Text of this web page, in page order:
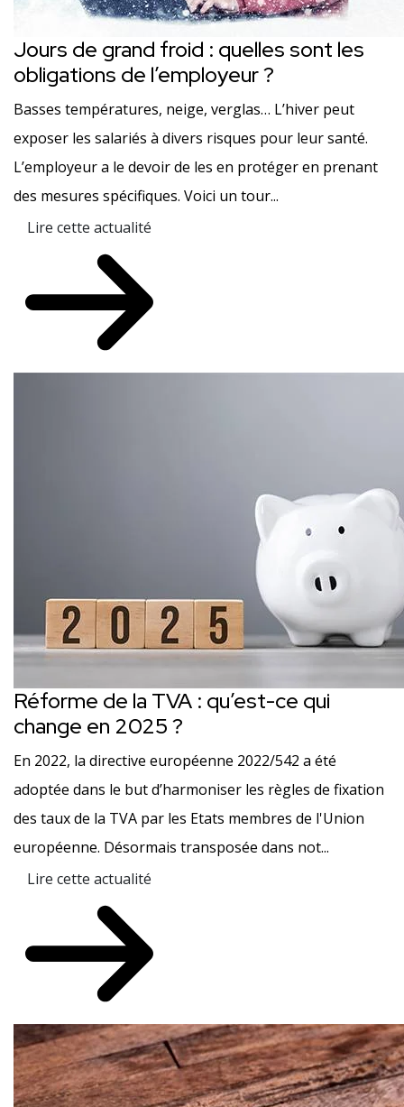
Jours de grand froid : quelles sont les
obligations de l’employeur ?
Basses températures, neige, verglas… L’hiver peut
exposer les salariés à divers risques pour leur santé.
L’employeur a le devoir de les en protéger en prenant
des mesures spécifiques. Voici un tour...
Lire cette actualité
Réforme de la TVA : qu’est-ce qui
change en 2025 ?
En 2022, la directive européenne 2022/542 a été
adoptée dans le but d’harmoniser les règles de fixation
des taux de la TVA par les Etats membres de l'Union
européenne. Désormais transposée dans not...
Lire cette actualité